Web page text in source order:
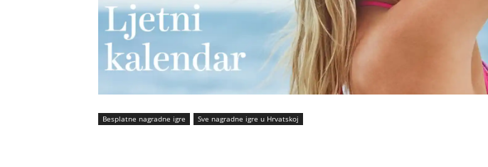
Besplatne nagradne igre Sve nagradne igre u Hrvatskoj